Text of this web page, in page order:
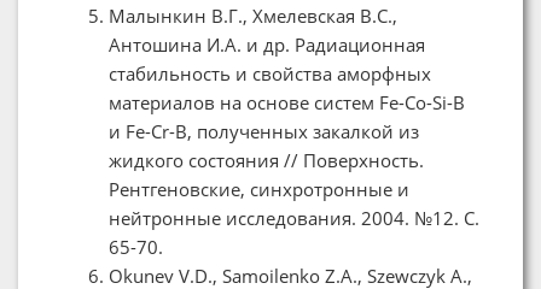
Малынкин В.Г., Хмелевская В.С.,
Антошина И.А. и др. Радиационная
стабильность и свойства аморфных
материалов на основе систем Fe-Co-Si-B
и Fe-Cr-B, полученных закалкой из
жидкого состояния // Поверхность.
Рентгеновские, синхротронные и
нейтронные исследования. 2004. №12. С.
65-70.
Okunev V.D., Samoilenko Z.A., Szewczyk A.,